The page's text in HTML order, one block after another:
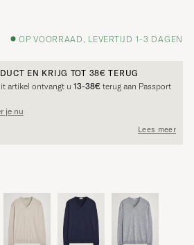
OP VOORRAAD, LEVERTIJD 1-3 DAGEN
EN KRIJG TOT 38€ TERUG
artikel ontvangt u 13-38€ terug aan Passport
je nu
Lees meer